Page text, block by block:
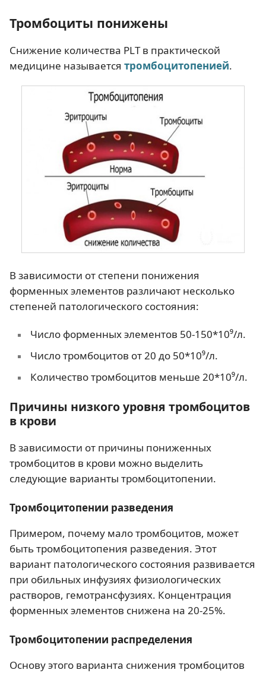
Тромбоциты понижены
Снижение количества PLT в практической
медицине называется тромбоцитопенией.
В зависимости от степени понижения
форменных элементов различают несколько
степеней патологического состояния:
Число форменных элементов 50-150*10⁹/л.
Число тромбоцитов от 20 до 50*10⁹/л.
Количество тромбоцитов меньше 20*10⁹/л.
Причины низкого уровня тромбоцитов
в крови
В зависимости от причины пониженных
тромбоцитов в крови можно выделить
следующие варианты тромбоцитопении.
Тромбоцитопении разведения
Примером, почему мало тромбоцитов, может
быть тромбоцитопения разведения. Этот
вариант патологического состояния развивается
при обильных инфузиях физиологических
растворов, гемотрансфузиях. Концентрация
форменных элементов снижена на 20-25%.
Тромбоцитопении распределения
Основу этого варианта снижения тромбоцитов